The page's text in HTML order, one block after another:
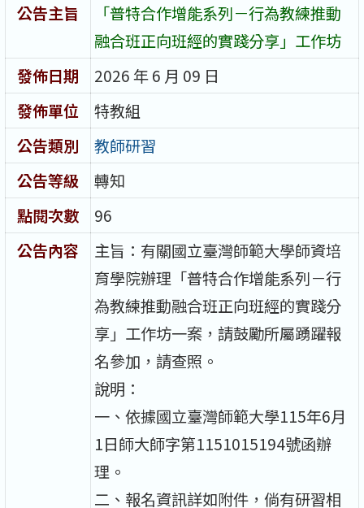
公告主旨
「普特合作增能系列－行為教練推動
融合班正向班經的實踐分享」工作坊
發佈日期
2026 年 6 月 09 日
發佈單位
特教組
公告類別
教師研習
公告等級
轉知
點閱次數
96
公告內容
主旨：有關國立臺灣師範大學師資培
育學院辦理「普特合作增能系列－行
為教練推動融合班正向班經的實踐分
享」工作坊一案，請鼓勵所屬踴躍報
名參加，請查照。
說明：
一、依據國立臺灣師範大學115年6月
1日師大師字第1151015194號函辦
理。
二、報名資訊詳如附件，倘有研習相